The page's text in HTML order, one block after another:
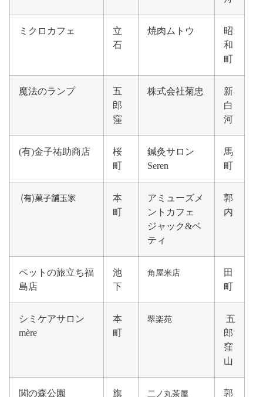
ミクロカフェ
立
石
焼肉ムトウ
昭
和
町
魔法のランプ
五
郎
窪
株式会社菊忠
新
白
河
(有)金子祐助商店
桜
町
鍼灸サロン
Seren
馬
町
(有)菓子舗玉家
本
町
アミューズメ
ントカフェ
ジャック&ベ
ティ
郭
内
ペットの旅立ち福
島店
池
下
角屋米店
田
町
シミケアサロン
mère
本
町
翠楽苑
五
郎
窪
山
関の森公園
旗
二ノ丸茶屋
郭